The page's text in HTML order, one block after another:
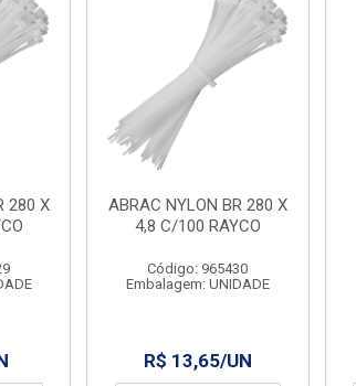
280 X
ABRAC NYLON BR 280 X
4,8 C/100 RAYCO
Código: 965430
Embalagem: UNIDADE
R$ 13,65/UN